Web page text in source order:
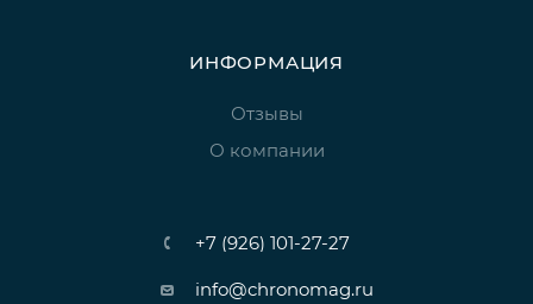
ИНФОРМАЦИЯ
Отзывы
О компании
+7 (926) 101-27-27
info@chronomag.ru